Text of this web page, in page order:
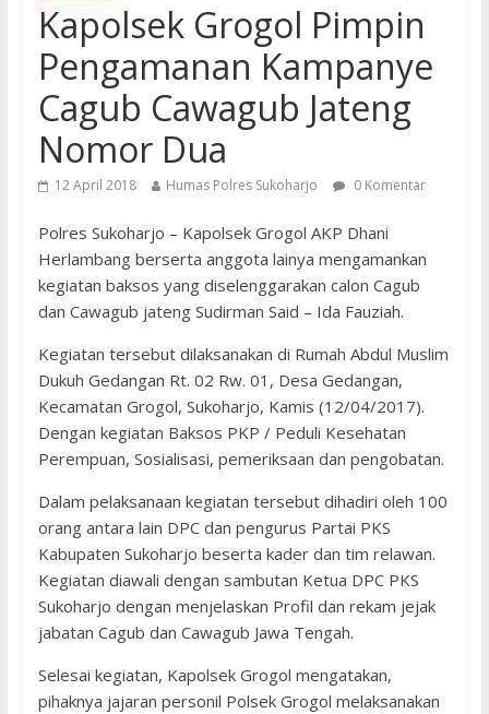
Kapolsek Grogol Pimpin
Pengamanan Kampanye
Cagub Cawagub Jateng
Nomor Dua
12 April 2018 Humas Polres Sukoharjo 0 Komentar
Polres Sukoharjo – Kapolsek Grogol AKP Dhani
Herlambang berserta anggota lainya mengamankan
kegiatan baksos yang diselenggarakan calon Cagub
dan Cawagub jateng Sudirman Said – Ida Fauziah.
Kegiatan tersebut dilaksanakan di Rumah Abdul Muslim
Dukuh Gedangan Rt. 02 Rw. 01, Desa Gedangan,
Kecamatan Grogol, Sukoharjo, Kamis (12/04/2017).
Dengan kegiatan Baksos PKP / Peduli Kesehatan
Perempuan, Sosialisasi, pemeriksaan dan pengobatan.
Dalam pelaksanaan kegiatan tersebut dihadiri oleh 100
orang antara lain DPC dan pengurus Partai PKS
Kabupaten Sukoharjo beserta kader dan tim relawan.
Kegiatan diawali dengan sambutan Ketua DPC PKS
Sukoharjo dengan menjelaskan Profil dan rekam jejak
jabatan Cagub dan Cawagub Jawa Tengah.
Selesai kegiatan, Kapolsek Grogol mengatakan,
pihaknya jajaran personil Polsek Grogol melaksanakan